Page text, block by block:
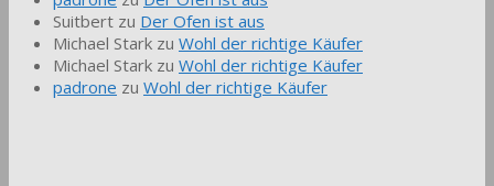
Suitbert zu Der Ofen ist aus
Michael Stark zu Wohl der richtige Käufer
Michael Stark zu Wohl der richtige Käufer
padrone zu Wohl der richtige Käufer